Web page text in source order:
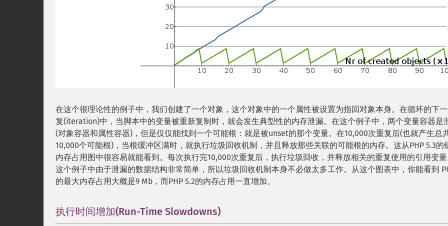
在这个很理论性的例子中，我们创建了一个对象，这个对象中的一个属性被设置为指回对象本身。在循环的下
复(iteration)中，当脚本中的变量被重新复制时，就会发生典型性的内存泄漏。在这个例子中，两个变量容器是
(对象容器和属性容器)，但是仅仅能找到一个可能根：就是被unset的那个变量。在10,000次重复后(也就产生总
10,000个可能根)，当根缓冲区满时，就执行垃圾回收机制，并且释放那些关联的可能根的内存。这从PHP 5.3的
内存占用图中很容易就能看到。每次执行完10,000次重复后，执行垃圾回收，并释放相关的重复使用的引用变
这个例子中由于泄漏的数据结构非常简单，所以垃圾回收机制本身不必做太多工作。从这个图表中，你能看到
的最大内存占用大概是9 Mb，而PHP 5.2的内存占用一直增加。
执行时间增加(Run-Time Slowdowns)